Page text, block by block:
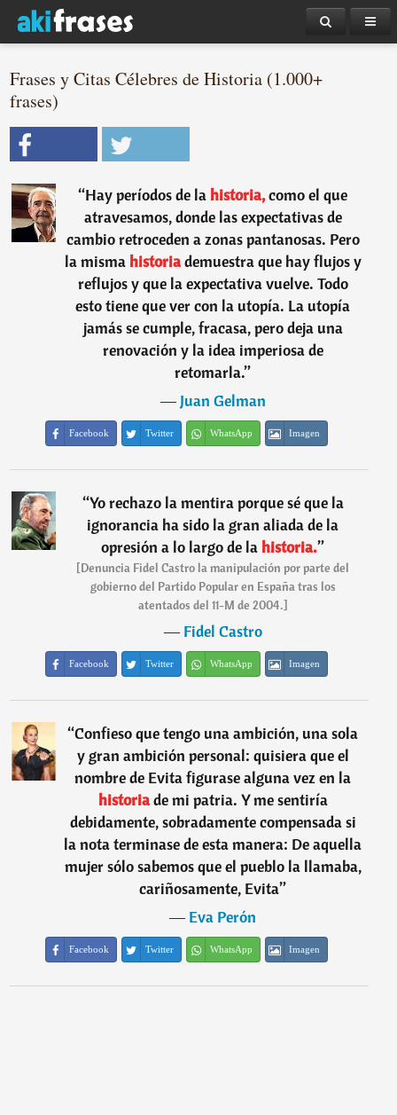
Frases y Citas Célebres de Historia (1.000+
frases)
“Hay períodos de la historia,como el que
atravesamos, donde las expectativas de
cambio retroceden a zonas pantanosas. Pero
la mismahistoriademuestra que hay flujos y
reflujos y que la expectativa vuelve. Todo
esto tiene que ver con la utopía. La utopía
jamás se cumple, fracasa, pero deja una
renovación y la idea imperiosa de
retomarla.”
―Juan Gelman
Facebook Twitter WhatsApp Imagen
“Yo rechazo la mentira porque sé que la
ignorancia ha sido la gran aliada de la
opresión a lo largo de la historia.”
[Denuncia Fidel Castro la manipulación por parte del
gobierno del Partido Popular en España tras los
atentados del 11-M de 2004.]
―Fidel Castro
Facebook Twitter WhatsApp Imagen
“Confieso que tengo una ambición, una sola
y gran ambición personal: quisiera que el
nombre de Evita figurase alguna vez en la
historiade mi patria. Y me sentiría
debidamente, sobradamente compensada si
la nota terminase de esta manera: De aquella
mujer sólo sabemos que el pueblo la llamaba,
cariñosamente, Evita”
―Eva Perón
Facebook Twitter WhatsApp Imagen